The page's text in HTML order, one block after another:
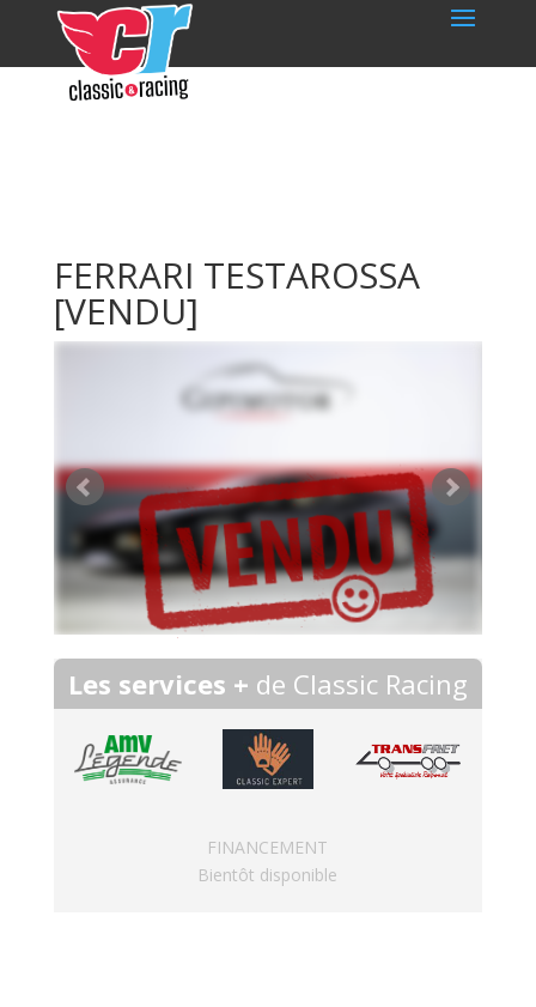
FERRARI TESTAROSSA
[VENDU]
Les services + de Classic Racing
FINANCEMENT
Bientôt disponible